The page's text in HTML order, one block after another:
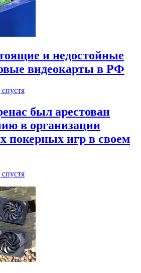
и недостойные
видеокарты в РФ
спустя
был арестован
в организации
покерных игр в своем
спустя